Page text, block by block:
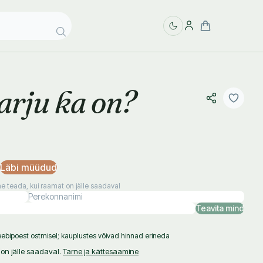
ka on?
Läbi müüdud
teada, kui raamat on jälle saadaval
Teavita mind
ostmisel; kauplustes võivad hinnad erineda
jälle saadaval. Tarne ja kättesaamine